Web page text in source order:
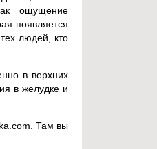
ощущение
появляется
людей, кто
в верхних
в желудке и
Там вы